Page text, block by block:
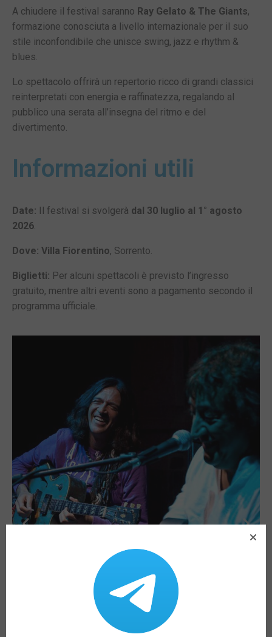
A chiudere il festival saranno Ray Gelato & The Giants,
formazione conosciuta a livello internazionale per il suo
stile inconfondibile che unisce swing, jazz e rhythm &
blues.
Lo spettacolo offrirà un repertorio ricco di grandi classici
reinterpretati con energia e raffinatezza, regalando al
pubblico una serata all’insegna del ritmo e del
divertimento.
Informazioni utili
Date: Il festival si svolgerà dal 30 luglio al 1° agosto
2026.
Dove: Villa Fiorentino, Sorrento.
Biglietti: Per alcuni spettacoli è previsto l’ingresso
gratuito, mentre altri eventi sono a pagamento secondo il
programma ufficiale.